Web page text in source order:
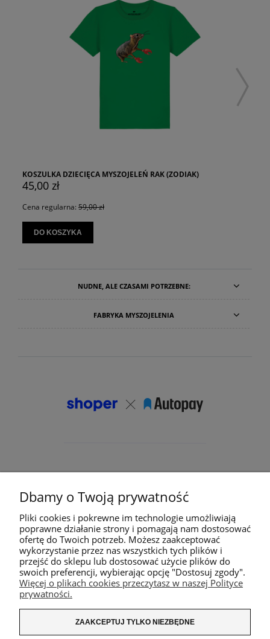
KOSZULKA DZIECIĘCA MYSZOJELEŃ RAK (ZODIAK)
45,00 zł
Cena regularna: 59,00 zł
DO KOSZYKA
NUDNE, ALE CZASAMI POTRZEBNE:
FABRYKA MYSZOJELENIA
Dbamy o Twoją prywatność
Pliki cookies i pokrewne im technologie umożliwiają
poprawne działanie strony i pomagają nam dostosować
ofertę do Twoich potrzeb. Możesz zaakceptować
wykorzystanie przez nas wszystkich tych plików i
przejść do sklepu lub dostosować użycie plików do
swoich preferencji, wybierając opcję "Dostosuj zgody".
Więcej o plikach cookies przeczytasz w naszej Polityce
prywatności.
ZAAKCEPTUJ TYLKO NIEZBĘDNE